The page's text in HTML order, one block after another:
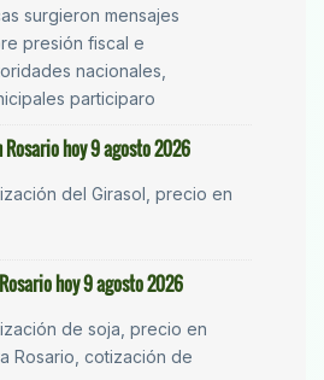
surgieron mensajes
presión fiscal e
nacionales,
participaro
hoy 9 agosto 2026
del Girasol, precio en
hoy 9 agosto 2026
de soja, precio en
Rosario, cotización de